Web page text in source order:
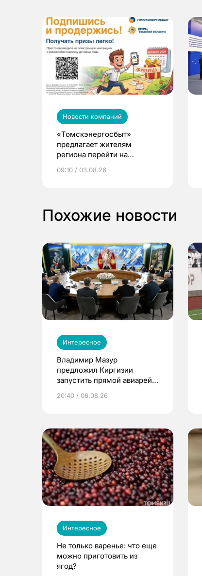
Новости компаний
«Томскэнергосбыт»
предлагает жителям
региона перейти на
выиграть призы
09:10 / 03.08.26
Похожие новости
Интересное
Владимир Мазур
предложил Киргизии
запустить прямой авиарейс
20:40 / 06.08.26
Интересное
Не только варенье: что еще
можно приготовить из
ягод?